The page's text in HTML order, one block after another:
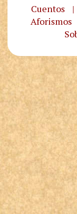
Cuentos |
Aforismos